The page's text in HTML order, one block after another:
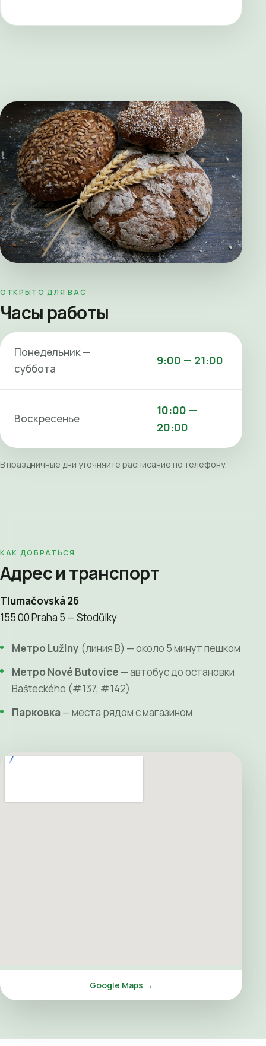
ОТКРЫТО ДЛЯ ВАС
Часы работы
Понедельник —
суббота
9:00 — 21:00
Воскресенье
10:00 —
20:00
В праздничные дни уточняйте расписание по телефону.
КАК ДОБРАТЬСЯ
Адрес и транспорт
Tlumačovská 26
155 00 Praha 5 — Stodůlky
Метро Lužiny (линия B) — около 5 минут пешком
Метро Nové Butovice — автобус до остановки
Bašteckého (#137, #142)
Парковка — места рядом с магазином
Google Maps →